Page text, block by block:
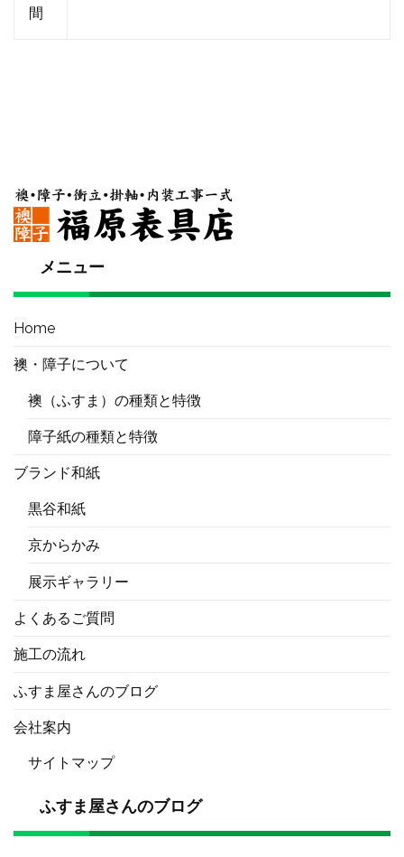
間
メニュー
Home
襖・障子について
襖（ふすま）の種類と特徴
障子紙の種類と特徴
ブランド和紙
黒谷和紙
京からかみ
展示ギャラリー
よくあるご質問
施工の流れ
ふすま屋さんのブログ
会社案内
サイトマップ
ふすま屋さんのブログ